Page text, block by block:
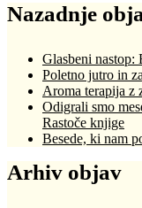
Nazadnje
Glasbeni nastop:
Poletno jutro in
Aroma terapija z
Odigrali smo
Rastoče knjige
Besede, ki nam
Arhiv objav